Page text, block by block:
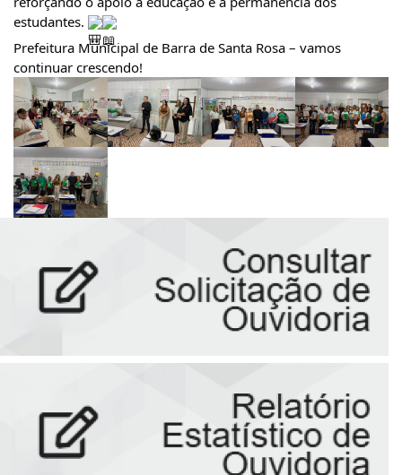
estudantes.
Prefeitura Municipal de Barra de Santa Rosa – vamos
continuar crescendo!